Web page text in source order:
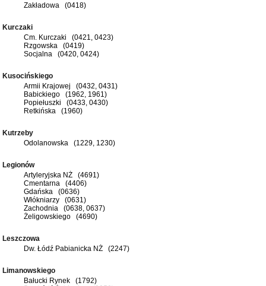
Zakładowa (0418)
Kurczaki
Cm. Kurczaki (0421, 0423)
Rzgowska (0419)
Socjalna (0420, 0424)
Kusocińskiego
Armii Krajowej (0432, 0431)
Babickiego (1962, 1961)
Popiełuszki (0433, 0430)
Retkińska (1960)
Kutrzeby
Odolanowska (1229, 1230)
Legionów
Artyleryjska NŻ (4691)
Cmentarna (4406)
Gdańska (0636)
Włókniarzy (0631)
Zachodnia (0638, 0637)
Żeligowskiego (4690)
Leszczowa
Dw. Łódź Pabianicka NŻ (2247)
Limanowskiego
Bałucki Rynek (1792)